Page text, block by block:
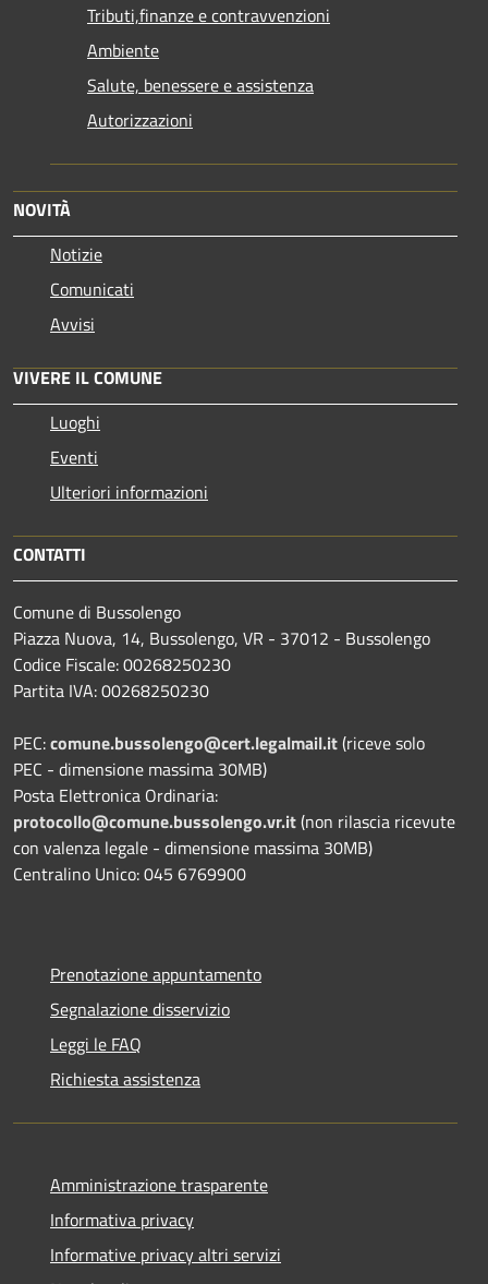
Tributi,finanze e contravvenzioni
Ambiente
Salute, benessere e assistenza
Autorizzazioni
NOVITÀ
Notizie
Comunicati
Avvisi
VIVERE IL COMUNE
Luoghi
Eventi
Ulteriori informazioni
CONTATTI
Comune di Bussolengo
Piazza Nuova, 14, Bussolengo, VR - 37012 - Bussolengo
Codice Fiscale: 00268250230
Partita IVA: 00268250230
PEC:comune.bussolengo@cert.legalmail.it(riceve solo
PEC - dimensione massima 30MB)
Posta Elettronica Ordinaria:
protocollo@comune.bussolengo.vr.it(non rilascia ricevute
con valenza legale - dimensione massima 30MB)
Centralino Unico: 045 6769900
Prenotazione appuntamento
Segnalazione disservizio
Leggi le FAQ
Richiesta assistenza
Amministrazione trasparente
Informativa privacy
Informative privacy altri servizi